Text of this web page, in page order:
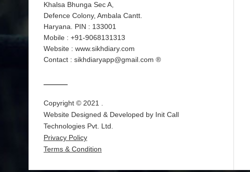
Khalsa Bhunga Sec A,
Defence Colony, Ambala Cantt.
Haryana. PIN : 133001
Mobile : +91-9068131313
Website : www.sikhdiary.com
Contact : sikhdiaryapp@gmail.com ®
Copyright © 2021 .
Website Designed & Developed by Init Call
Technologies Pvt. Ltd.
Privacy Policy
Terms & Condition